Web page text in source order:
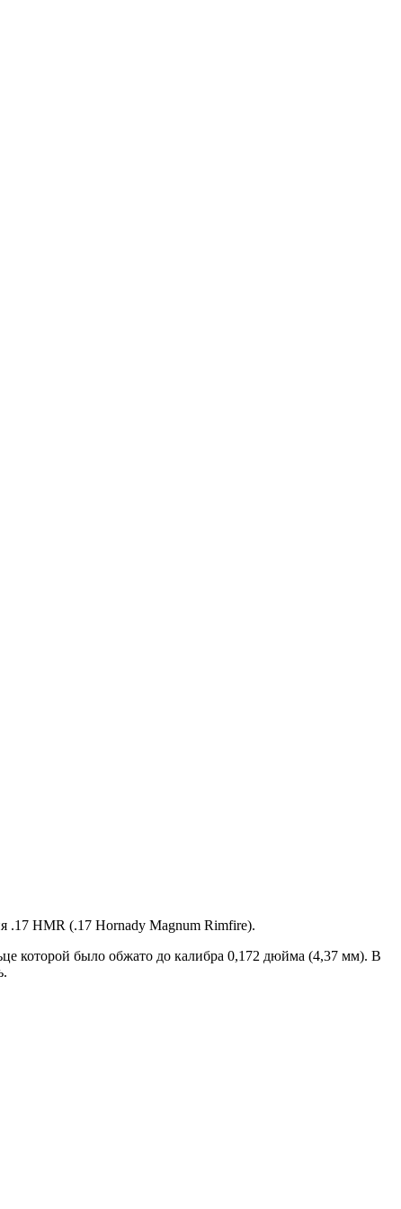
.17 HMR (.17 Hornady Magnum Rimfire).
которой было обжато до калибра 0,172 дюйма (4,37 мм). В